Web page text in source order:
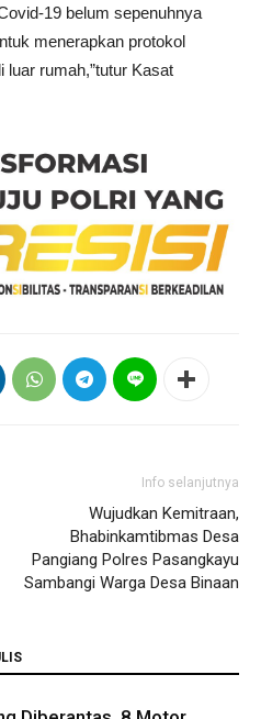
19 belum sepenuhnya
menerapkan protokol
luar rumah,”tutur Kasat
Info selanjutnya
Wujudkan Kemitraan,
Bhabinkamtibmas Desa
Pangiang Polres Pasangkayu
Sambangi Warga Desa Binaan